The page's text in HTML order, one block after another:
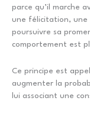
parce qu’il marche
une félicitation, une
poursuivre sa
comportement est
Ce principe est
augmenter la
lui associant une